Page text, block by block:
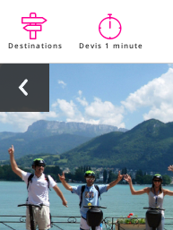
Destinations Devis 1 minute